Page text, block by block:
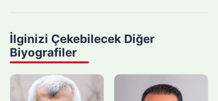
y
a
p
n
İlginizi Çekebilecek Diğer
Biyografiler